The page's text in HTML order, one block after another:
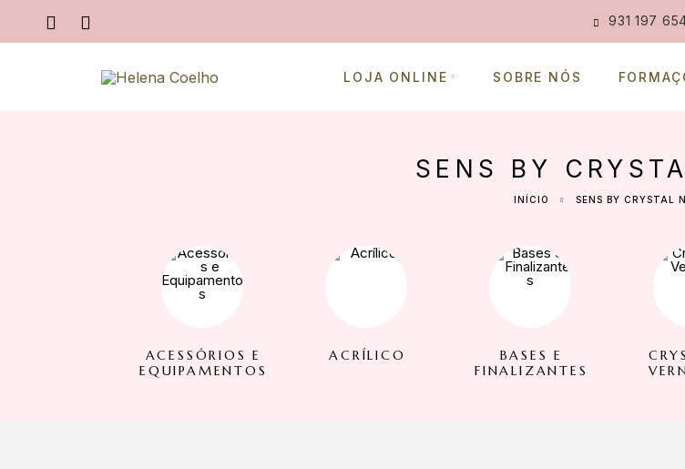
931 197
LOJA ONLINE SOBRE NÓS
SENS BY
INÍCIO SENS BY CRYSTAL
ACESSÓRIOS E
EQUIPAMENTOS
ACRÍLICO
BASES E
FINALIZANTES